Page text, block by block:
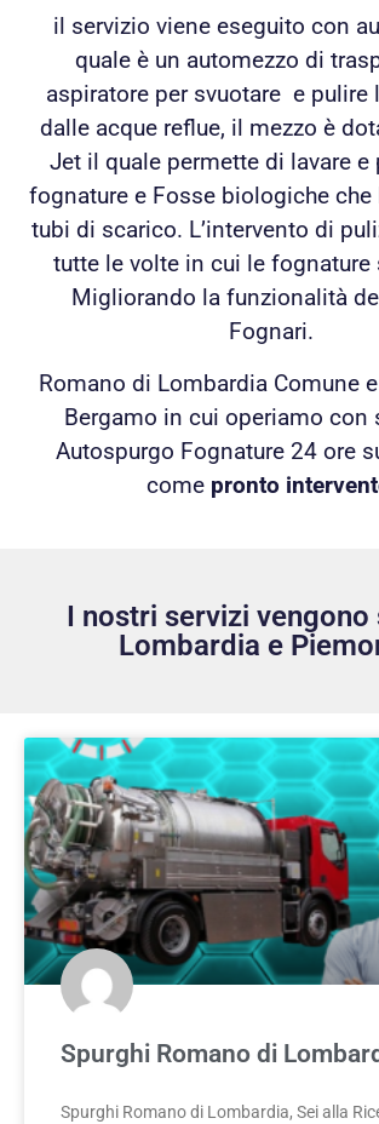
il servizio viene eseguito con
quale è un automezzo di
aspiratore per svuotare e pulire
dalle acque reflue, il mezzo è
Jet il quale permette di lavare e
fognature e Fosse biologiche
tubi di scarico. L’intervento di
tutte le volte in cui le fognature
Migliorando la funzionalità
Fognari.
Romano di Lombardia Comune
Bergamo in cui operiamo con
Autospurgo Fognature 24 ore
come pronto
I nostri servizi vengono
Lombardia e
Spurghi Romano di
Spurghi Romano di Lombardia, Sei alla